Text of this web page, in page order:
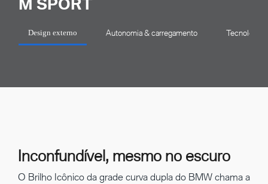
M SPORT
Design externo Autonomia & carregamento Tecnologia
Inconfundível, mesmo no escuro
O Brilho Icônico da grade curva dupla do BMW chama a